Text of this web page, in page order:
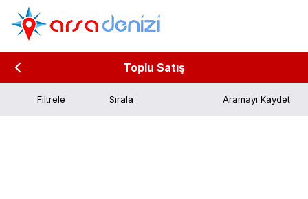
Toplu Satış
Filtrele Aramayı Kaydet